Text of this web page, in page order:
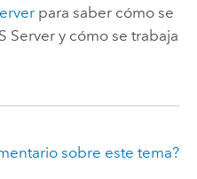
para saber cómo se
Servery cómo se trabaja
sobre este tema?